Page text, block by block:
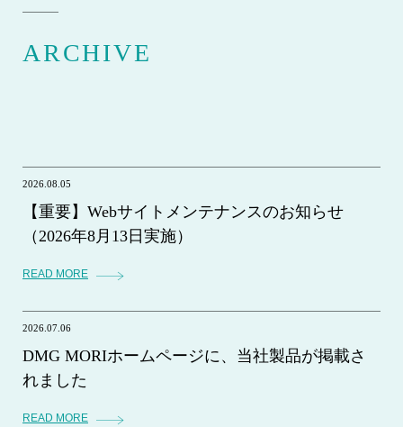
ARCHIVE
2026.08.05
【重要】Webサイトメンテナンスのお知らせ
（2026年8月13日実施）
READ MORE
2026.07.06
DMG MORIホームページに、当社製品が掲載さ
れました
READ MORE